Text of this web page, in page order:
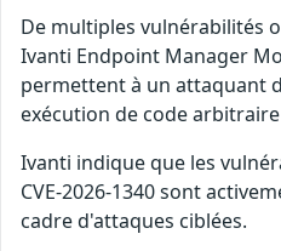
De multiples vulnérabilités
Ivanti Endpoint Manager
permettent à un attaquant
exécution de code
Ivanti indique que les
CVE-2026-1340 sont
cadre d'attaques ciblées.